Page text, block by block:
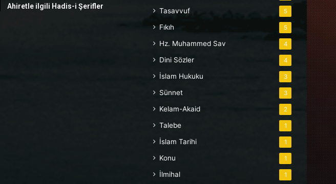
Ahiretle ilgili Hadis-i Şerifler
Tasavvuf 5
Fıkıh 5
Hz. Muhammed Sav 4
Dini Sözler 4
İslam Hukuku 3
Sünnet 3
Kelam-Akaid 2
Talebe 1
İslam Tarihi 1
Konu 1
İlmihal 1